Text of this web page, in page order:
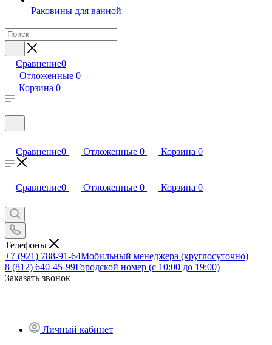
Раковины для ванной
Сравнение0
Отложенные 0
Корзина 0
Сравнение0 Отложенные 0 Корзина 0
Сравнение0 Отложенные 0 Корзина 0
Телефоны
+7 (921) 788-91-64Мобильный менеджера (круглосуточно)
8 (812) 640-45-99Городской номер (с 10:00 до 19:00)
Заказать звонок
Личный кабинет